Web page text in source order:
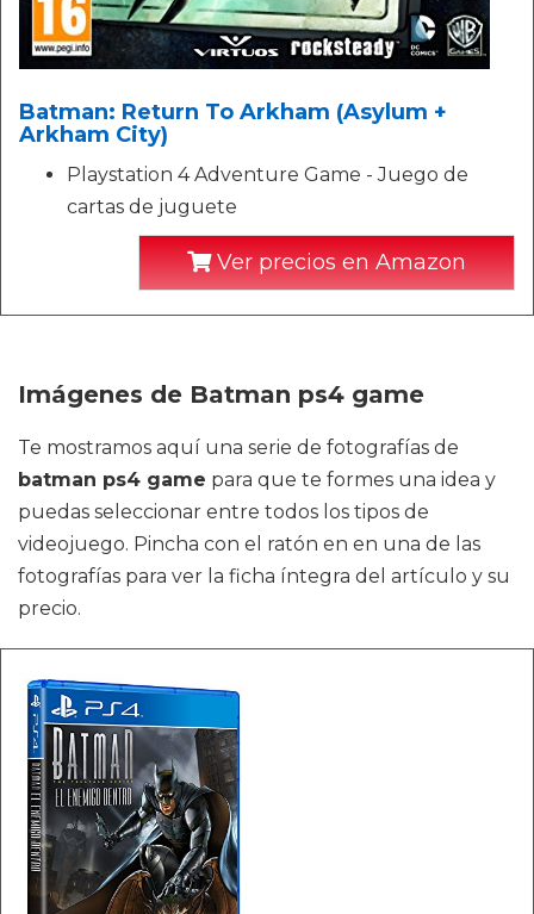
Batman: Return To Arkham (Asylum +
Arkham City)
Playstation 4 Adventure Game - Juego de
cartas de juguete
Ver precios en Amazon
Imágenes de Batman ps4 game
Te mostramos aquí una serie de fotografías de
batman ps4 game para que te formes una idea y
puedas seleccionar entre todos los tipos de
videojuego. Pincha con el ratón en en una de las
fotografías para ver la ficha íntegra del artículo y su
precio.